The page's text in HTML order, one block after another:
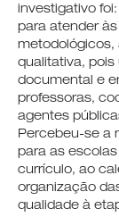
investigativo
para atender
metodológicos,
qualitativa, pois
documental e
professoras,
agentes
Percebeu-se a
para as
currículo, ao
organização
qualidade à